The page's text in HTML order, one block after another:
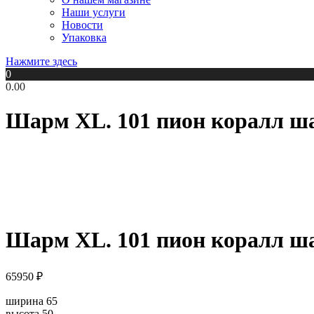
Наши услуги
Новости
Упаковка
Нажмите здесь
0
0.00
Шарм XL. 101 пион коралл
Шарм XL. 101 пион коралл
65950 ₽
ширина 65